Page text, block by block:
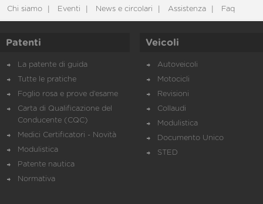
Chi siamo Eventi News e circolari Assistenza Faq
Patenti
La patente di guida
Tutte le pratiche
Foglio rosa e prove d’esame
Carta di Qualificazione del
Conducente (CQC)
Medici Certificatori - Novità
Modulistica
Patente nautica
Normativa
Veicoli
Autoveicoli
Motocicli
Revisioni
Collaudi
Modulistica
Documento Unico
STED